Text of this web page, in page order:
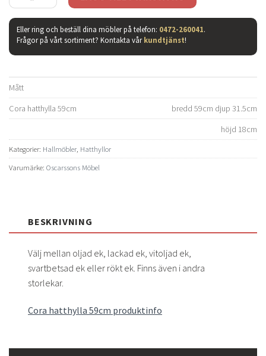
Eller ring och beställ dina möbler på telefon: 0472-260041.
Frågor på vårt sortiment? Kontakta vårkundtjänst!
Mått
Cora hatthylla 59cm
bredd 59cm djup 31.5cm
höjd 18cm
Kategorier: Hallmöbler, Hatthyllor
Varumärke: Oscarssons Möbel
BESKRIVNING
Välj mellan oljad ek, lackad ek, vitoljad ek,
svartbetsad ek eller rökt ek. Finns även i andra
storlekar.
Cora hatthylla 59cm produktinfo